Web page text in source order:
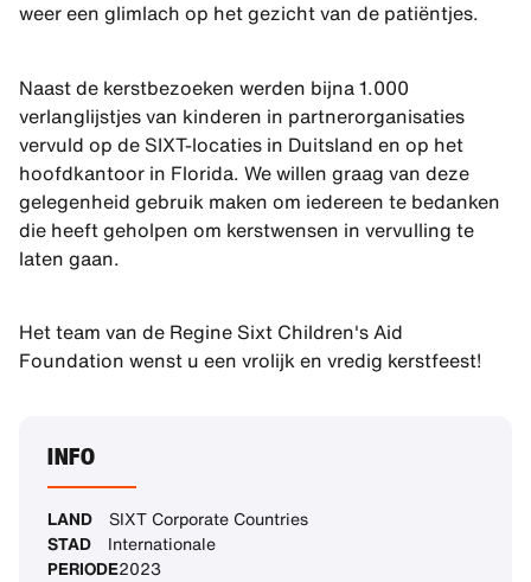
weer een glimlach op het gezicht van de patiëntjes.
Naast de kerstbezoeken werden bijna 1.000
verlanglijstjes van kinderen in partnerorganisaties
vervuld op de SIXT-locaties in Duitsland en op het
hoofdkantoor in Florida. We willen graag van deze
gelegenheid gebruik maken om iedereen te bedanken
die heeft geholpen om kerstwensen in vervulling te
laten gaan.
Het team van de Regine Sixt Children's Aid
Foundation wenst u een vrolijk en vredig kerstfeest!
INFO
LAND SIXT Corporate Countries
STAD Internationale
PERIODE2023